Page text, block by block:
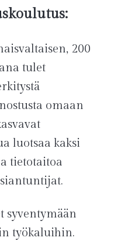
200
tulet
omaan
luotsaa kaksi
tietotaitoa
syventymään
työkaluihin.